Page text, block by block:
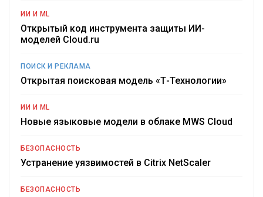
ИИ И ML
Открытый код инструмента защиты ИИ-
моделей Cloud.ru
ПОИСК И РЕКЛАМА
Открытая поисковая модель «Т-Технологии»
ИИ И ML
Новые языковые модели в облаке MWS Cloud
БЕЗОПАСНОСТЬ
Устранение уязвимостей в Citrix NetScaler
БЕЗОПАСНОСТЬ